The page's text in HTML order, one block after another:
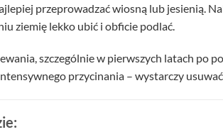
przeprowadzać wiosną lub jesienią.
ziemię lekko ubić i obficie podlać.
szczególnie w pierwszych latach po
przycinania – wystarczy